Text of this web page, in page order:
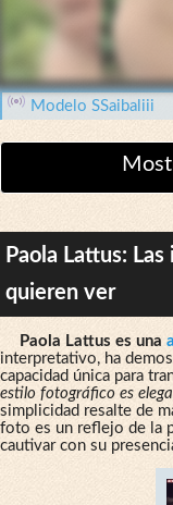
Modelo SSaibaliii
Paola Lattus:
quieren ver
Paola Lattus es una
interpretativo, ha
capacidad única para
estilo fotográfico es
simplicidad resalte de
foto es un reflejo de la
cautivar con su